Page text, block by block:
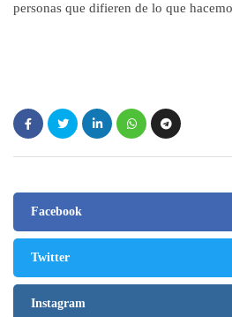
personas que difieren de lo que
Facebook
Twitter
Instagram